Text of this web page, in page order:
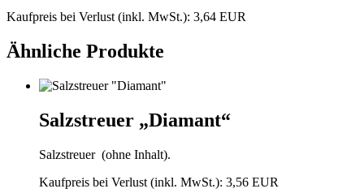
Kaufpreis bei Verlust (inkl. MwSt.): 3,64 EUR
Ähnliche Produkte
Salzstreuer „Diamant“
Salzstreuer (ohne Inhalt).
Kaufpreis bei Verlust (inkl. MwSt.): 3,56 EUR